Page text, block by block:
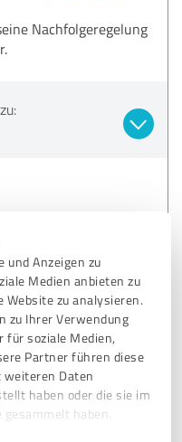
und Anzeigen zu
Medien anbieten zu
zu analysieren.
zu Ihrer Verwendung
für soziale Medien,
Partner führen diese
Daten
haben oder die sie im
haben.
Nachfolgeregelung
die positive
wichtigen Punkt
der Nachfolge
hören, dass Sie
dazu ermutigen,
Anregungen
lassen Sie es uns
unseren Service